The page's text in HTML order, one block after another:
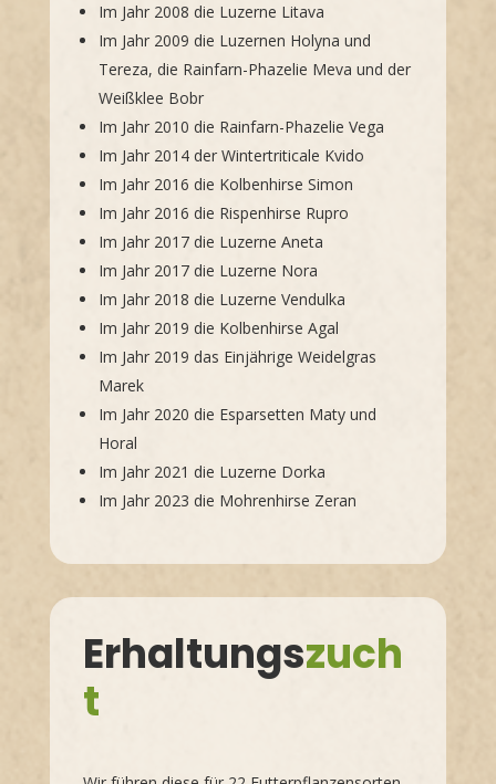
Im Jahr 2008 die Luzerne Litava
Im Jahr 2009 die Luzernen Holyna und
Tereza, die Rainfarn-Phazelie Meva und der
Weißklee Bobr
Im Jahr 2010 die Rainfarn-Phazelie Vega
Im Jahr 2014 der Wintertriticale Kvido
Im Jahr 2016 die Kolbenhirse Simon
Im Jahr 2016 die Rispenhirse Rupro
Im Jahr 2017 die Luzerne Aneta
Im Jahr 2017 die Luzerne Nora
Im Jahr 2018 die Luzerne Vendulka
Im Jahr 2019 die Kolbenhirse Agal
Im Jahr 2019 das Einjährige Weidelgras
Marek
Im Jahr 2020 die Esparsetten Maty und
Horal
Im Jahr 2021 die Luzerne Dorka
Im Jahr 2023 die Mohrenhirse Zeran
Erhaltungszuch
t